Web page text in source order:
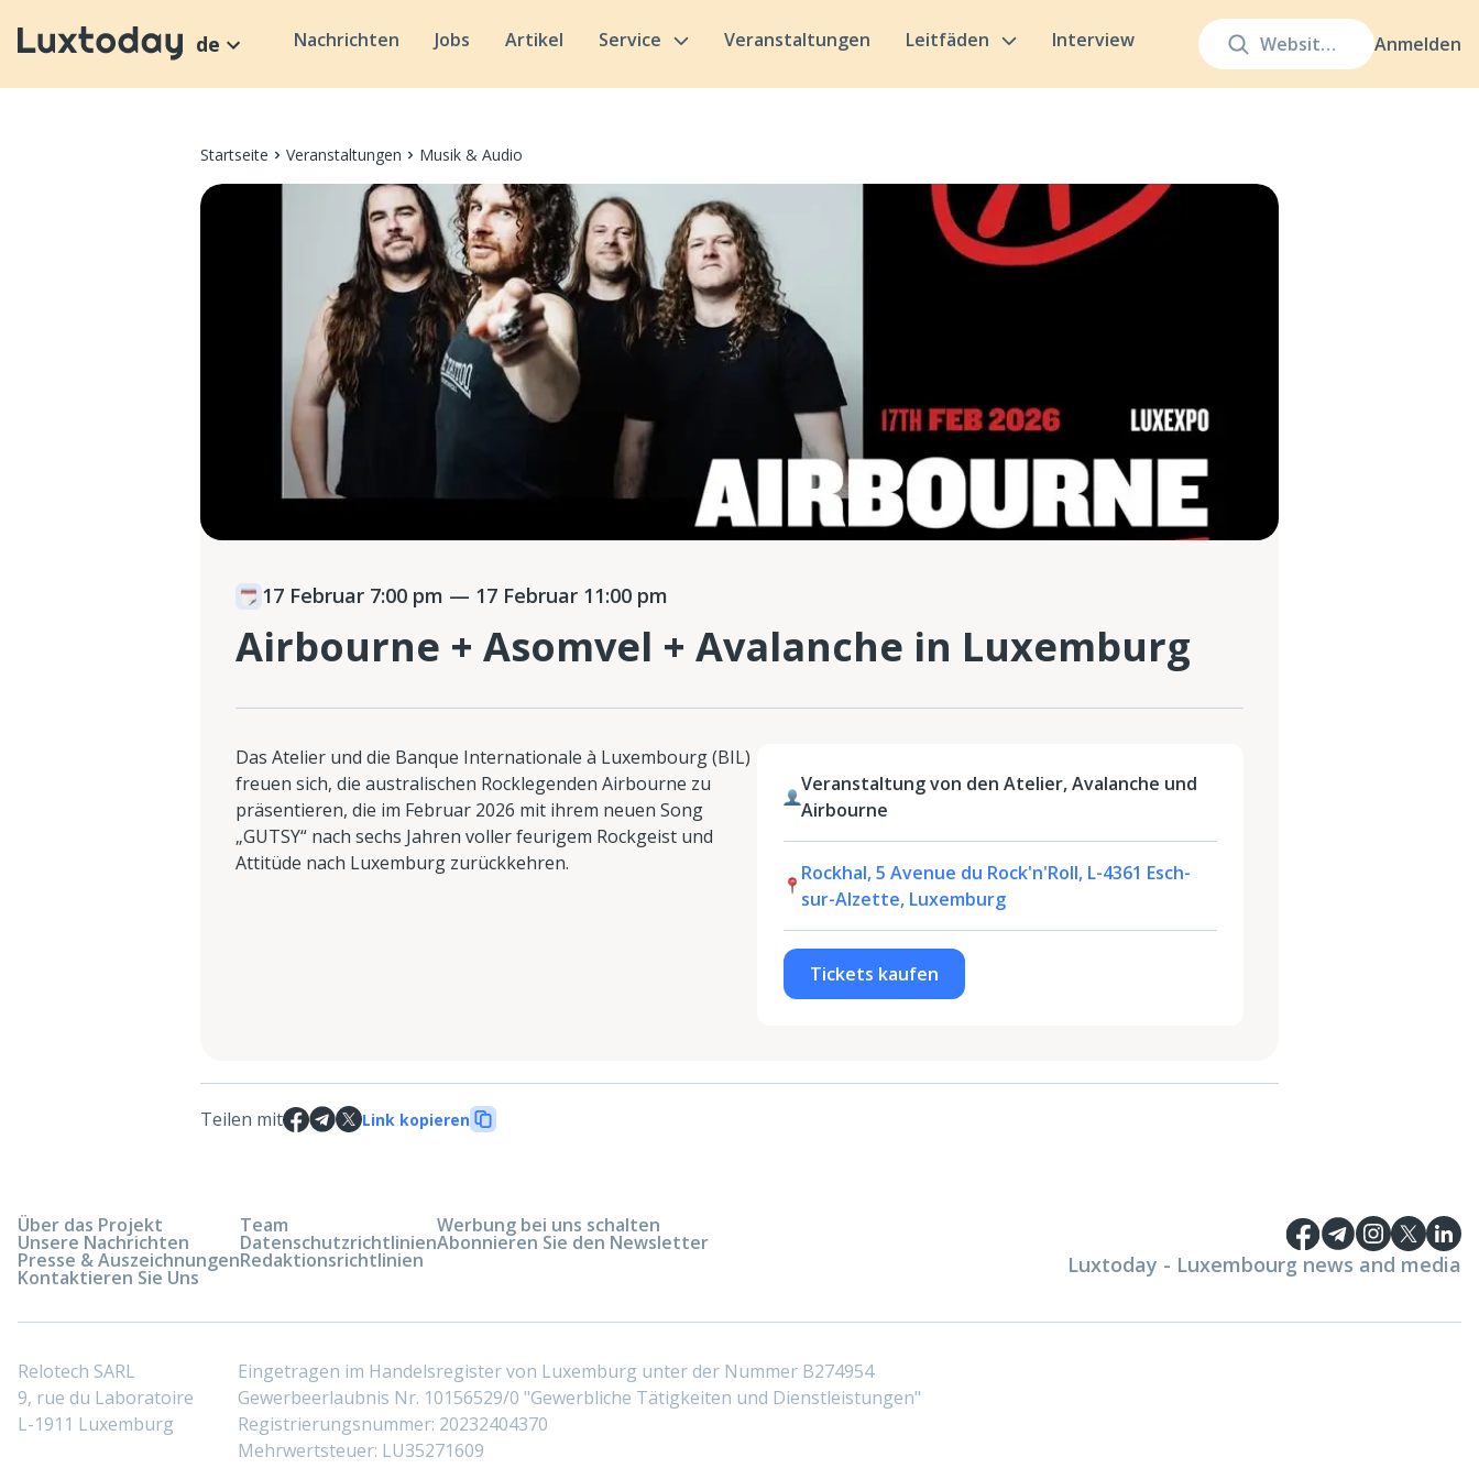
Anmelden
de Nachrichten Jobs Artikel Service Veranstaltungen Leitfäden Interview
Startseite Veranstaltungen Musik & Audio
17 Februar 7:00 pm — 17 Februar 11:00 pm
Airbourne + Asomvel + Avalanche in Luxemburg
Das Atelier und die Banque Internationale à Luxembourg (BIL)
freuen sich, die australischen Rocklegenden Airbourne zu
präsentieren, die im Februar 2026 mit ihrem neuen Song
„GUTSY“ nach sechs Jahren voller feurigem Rockgeist und
Attitüde nach Luxemburg zurückkehren.
Veranstaltung von den Atelier, Avalanche und
Airbourne
Rockhal, 5 Avenue du Rock'n'Roll, L-4361 Esch-
sur-Alzette, Luxemburg
Tickets kaufen
Teilen mit Link kopieren
Über das Projekt
Unsere Nachrichten
Presse & Auszeichnungen
Kontaktieren Sie Uns
Team
Datenschutzrichtlinien
Redaktionsrichtlinien
Werbung bei uns schalten
Abonnieren Sie den Newsletter
Luxtoday - Luxembourg news and media
Relotech SARL
9, rue du Laboratoire
L-1911 Luxemburg
Eingetragen im Handelsregister von Luxemburg unter der Nummer B274954
Gewerbeerlaubnis Nr. 10156529/0 "Gewerbliche Tätigkeiten und Dienstleistungen"
Registrierungsnummer: 20232404370
Mehrwertsteuer: LU35271609